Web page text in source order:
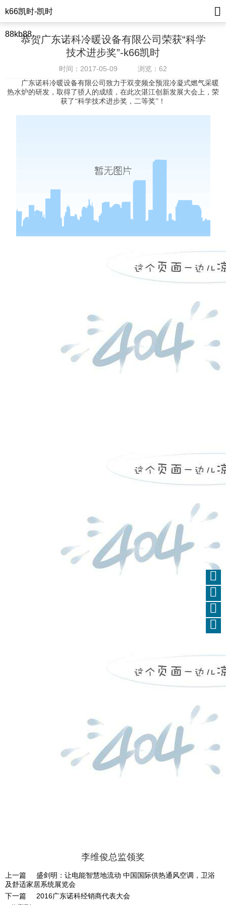
k66凯时-凯时
88kb88恭贺广东诺科冷暖设备有限公司荣获“科学
技术进步奖”-k66凯时
时间：2017-05-09 浏览：62
广东诺科冷暖设备有限公司致力于双变频全预混冷凝式燃气采暖
热水炉的研发，取得了骄人的成绩，在此次湛江创新发展大会上，荣
获了“科学技术进步奖，二等奖”！
李维俊总监领奖
上一篇
盛剑明：让电能智慧地流动 中国国际供热通风空调，卫浴
及舒适家居系统展览会
下一篇
2016广东诺科经销商代表大会